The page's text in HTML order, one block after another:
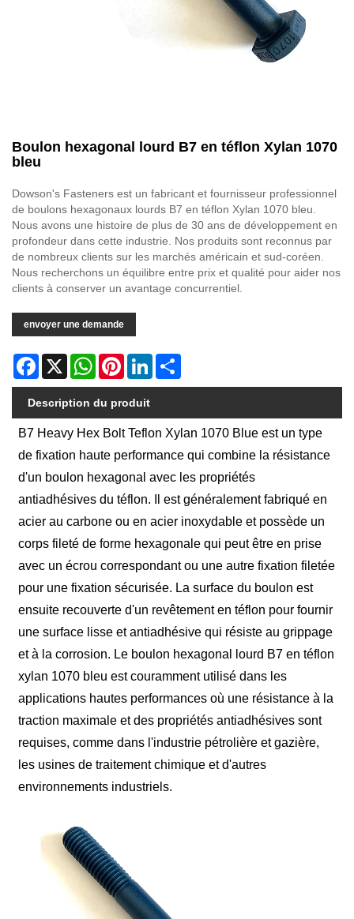
Boulon hexagonal lourd B7 en téflon Xylan 1070
bleu
Dowson's Fasteners est un fabricant et fournisseur professionnel
de boulons hexagonaux lourds B7 en téflon Xylan 1070 bleu.
Nous avons une histoire de plus de 30 ans de développement en
profondeur dans cette industrie. Nos produits sont reconnus par
de nombreux clients sur les marchés américain et sud-coréen.
Nous recherchons un équilibre entre prix et qualité pour aider nos
clients à conserver un avantage concurrentiel.
envoyer une demande
Facebook
X WhatsAppPinterestLinkedIn
Description du produit
B7 Heavy Hex Bolt Teflon Xylan 1070 Blue est un type
de fixation haute performance qui combine la résistance
d'un boulon hexagonal avec les propriétés
antiadhésives du téflon. Il est généralement fabriqué en
acier au carbone ou en acier inoxydable et possède un
corps fileté de forme hexagonale qui peut être en prise
avec un écrou correspondant ou une autre fixation filetée
pour une fixation sécurisée. La surface du boulon est
ensuite recouverte d'un revêtement en téflon pour fournir
une surface lisse et antiadhésive qui résiste au grippage
et à la corrosion. Le boulon hexagonal lourd B7 en téflon
xylan 1070 bleu est couramment utilisé dans les
applications hautes performances où une résistance à la
traction maximale et des propriétés antiadhésives sont
requises, comme dans l'industrie pétrolière et gazière,
les usines de traitement chimique et d'autres
environnements industriels.